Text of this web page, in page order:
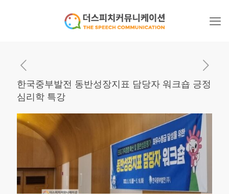
한국중부발전 동반성장지표 담당자 워크숍 긍정
심리학 특강